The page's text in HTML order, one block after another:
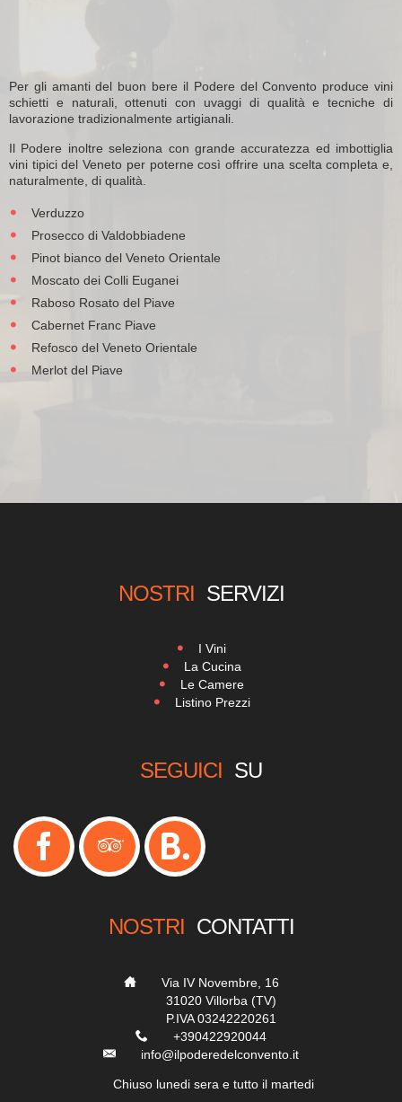
Per gli amanti del buon bere il Podere del Convento produce vini
schietti e naturali, ottenuti con uvaggi di qualità e tecniche di
lavorazione tradizionalmente artigianali.
Il Podere inoltre seleziona con grande accuratezza ed imbottiglia
vini tipici del Veneto per poterne così offrire una scelta completa e,
naturalmente, di qualità.
Verduzzo
Prosecco di Valdobbiadene
Pinot bianco del Veneto Orientale
Moscato dei Colli Euganei
Raboso Rosato del Piave
Cabernet Franc Piave
Refosco del Veneto Orientale
Merlot del Piave
NOSTRI SERVIZI
I Vini
La Cucina
Le Camere
Listino Prezzi
SEGUICI SU
NOSTRI CONTATTI
___
Via IV Novembre, 16
31020 Villorba (TV)
P.IVA 03242220261
+390422920044
info@ilpoderedelconvento.it
Chiuso lunedi sera e tutto il martedi